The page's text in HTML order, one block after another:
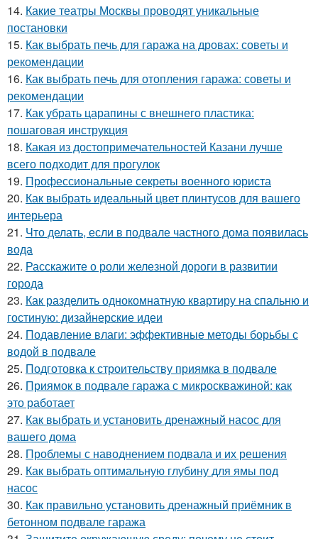
14. Какие театры Москвы проводят уникальные
постановки
15. Как выбрать печь для гаража на дровах: советы и
рекомендации
16. Как выбрать печь для отопления гаража: советы и
рекомендации
17. Как убрать царапины с внешнего пластика:
пошаговая инструкция
18. Какая из достопримечательностей Казани лучше
всего подходит для прогулок
19. Профессиональные секреты военного юриста
20. Как выбрать идеальный цвет плинтусов для вашего
интерьера
21. Что делать, если в подвале частного дома появилась
вода
22. Расскажите о роли железной дороги в развитии
города
23. Как разделить однокомнатную квартиру на спальню и
гостиную: дизайнерские идеи
24. Подавление влаги: эффективные методы борьбы с
водой в подвале
25. Подготовка к строительству приямка в подвале
26. Приямок в подвале гаража с микроскважиной: как
это работает
27. Как выбрать и установить дренажный насос для
вашего дома
28. Проблемы с наводнением подвала и их решения
29. Как выбрать оптимальную глубину для ямы под
насос
30. Как правильно установить дренажный приёмник в
бетонном подвале гаража